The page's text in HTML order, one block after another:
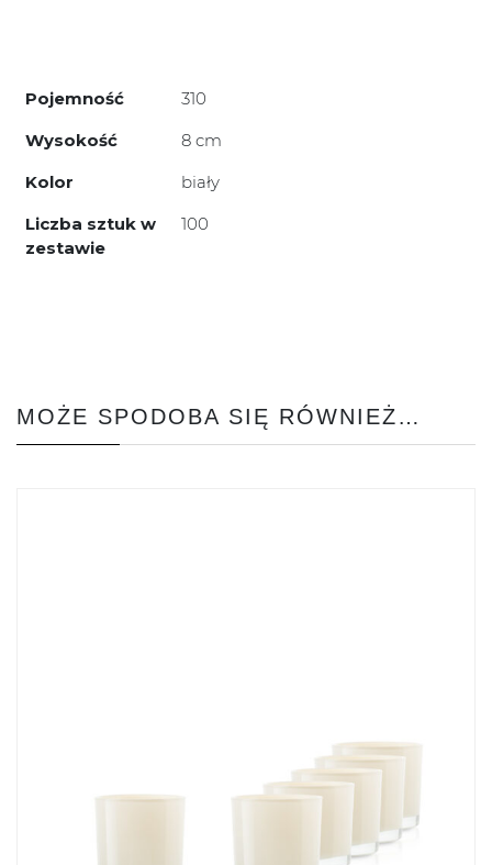
Pojemność
310
Wysokość
8 cm
Kolor
biały
Liczba sztuk w
zestawie
100
MOŻE SPODOBA SIĘ RÓWNIEŻ…